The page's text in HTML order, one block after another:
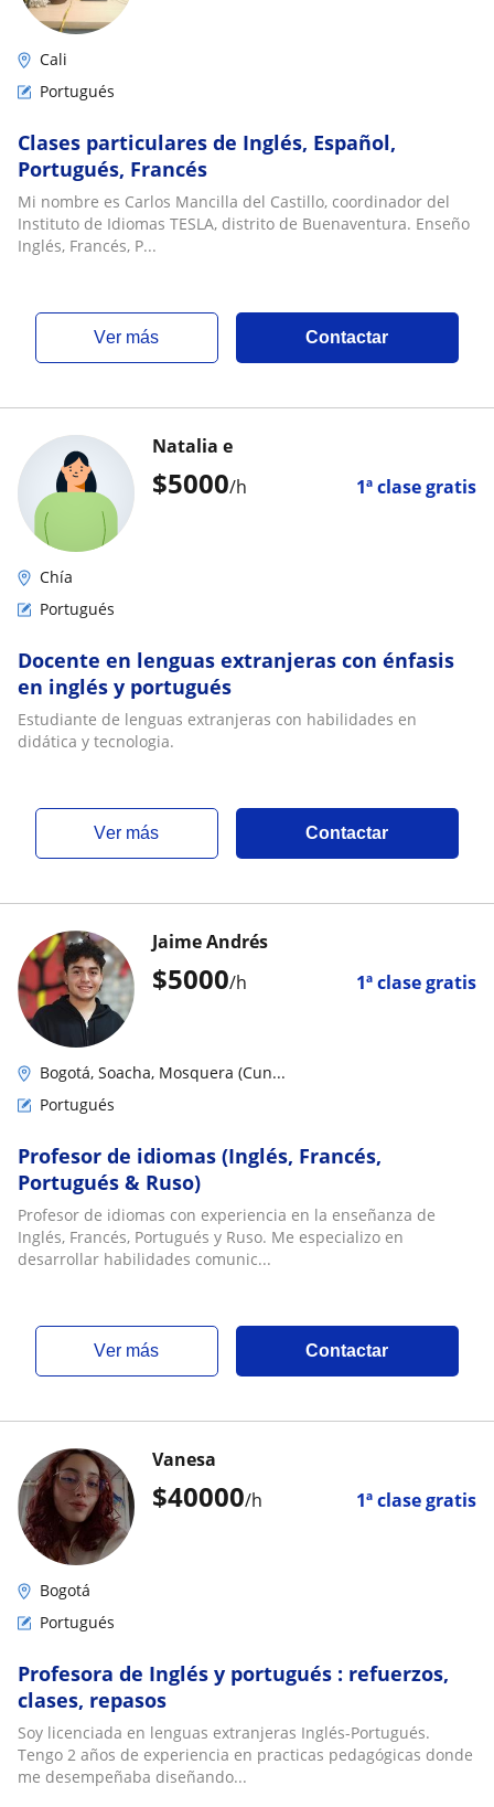
Cali
Portugués
Clases particulares de Inglés, Español,
Portugués, Francés
Mi nombre es Carlos Mancilla del Castillo, coordinador del
Instituto de Idiomas TESLA, distrito de Buenaventura. Enseño
Inglés, Francés, P...
ver más Contactar
$5000/h 1ª clase gratis
Natalia e
Chía
Portugués
Docente en lenguas extranjeras con énfasis
en inglés y portugués
Estudiante de lenguas extranjeras con habilidades en
didática y tecnologia.
ver más Contactar
$5000/h 1ª clase gratis
Jaime Andrés
Bogotá, Soacha, Mosquera (Cun...
Portugués
Profesor de idiomas (Inglés, Francés,
Portugués & Ruso)
Profesor de idiomas con experiencia en la enseñanza de
Inglés, Francés, Portugués y Ruso. Me especializo en
desarrollar habilidades comunic...
ver más Contactar
$40000/h 1ª clase gratis
Vanesa
Bogotá
Portugués
Profesora de Inglés y portugués : refuerzos,
clases, repasos
Soy licenciada en lenguas extranjeras Inglés-Portugués.
Tengo 2 años de experiencia en practicas pedagógicas donde
me desempeñaba diseñando...